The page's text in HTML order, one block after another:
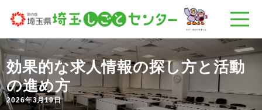
効果的な求人情報の探し方と活動
の進め方
2026年3月19日